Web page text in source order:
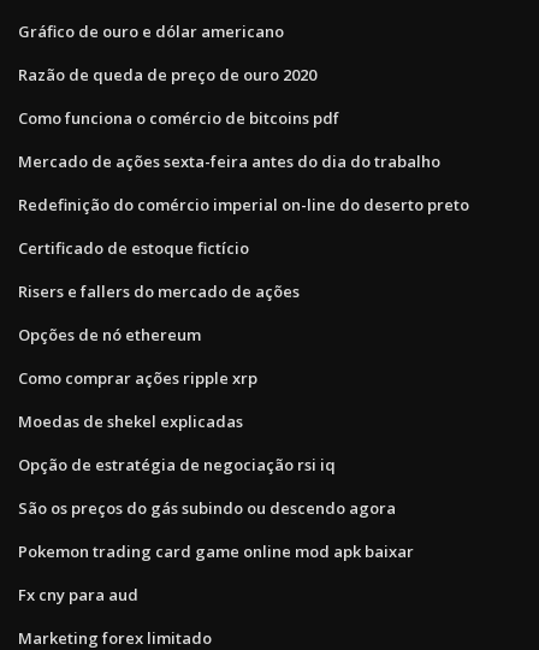
Gráfico de ouro e dólar americano
Razão de queda de preço de ouro 2020
Como funciona o comércio de bitcoins pdf
Mercado de ações sexta-feira antes do dia do trabalho
Redefinição do comércio imperial on-line do deserto preto
Certificado de estoque fictício
Risers e fallers do mercado de ações
Opções de nó ethereum
Como comprar ações ripple xrp
Moedas de shekel explicadas
Opção de estratégia de negociação rsi iq
São os preços do gás subindo ou descendo agora
Pokemon trading card game online mod apk baixar
Fx cny para aud
Marketing forex limitado